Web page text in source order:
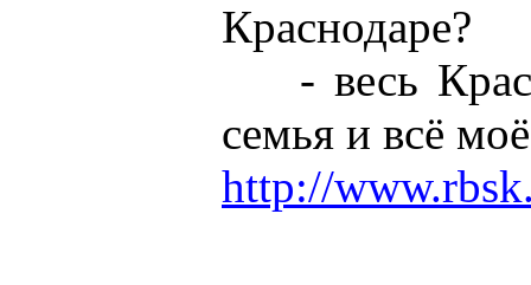
Краснодаре?
- весь
семья и всё
http://